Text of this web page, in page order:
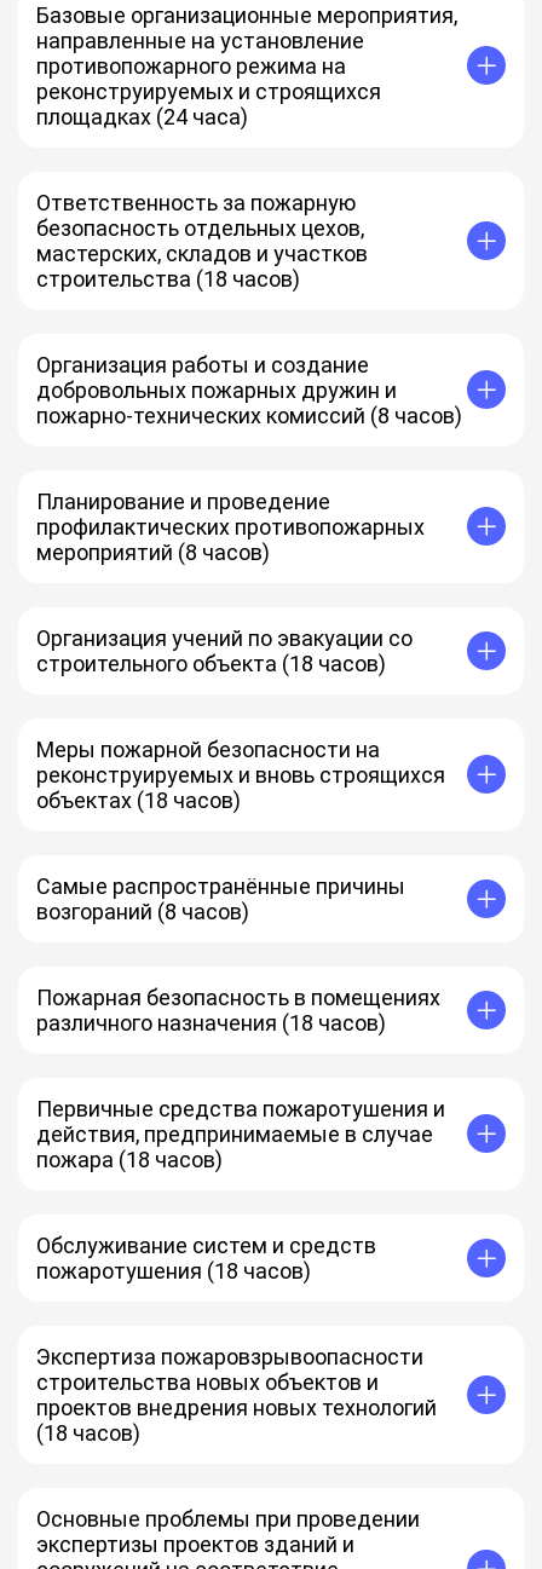
Базовые организационные мероприятия,
направленные на установление
противопожарного режима на
реконструируемых и строящихся
площадках (24 часа)
Ответственность за пожарную
безопасность отдельных цехов,
мастерских, складов и участков
строительства (18 часов)
Организация работы и создание
добровольных пожарных дружин и
пожарно-технических комиссий (8 часов)
Планирование и проведение
профилактических противопожарных
мероприятий (8 часов)
Организация учений по эвакуации со
строительного объекта (18 часов)
Меры пожарной безопасности на
реконструируемых и вновь строящихся
объектах (18 часов)
Самые распространённые причины
возгораний (8 часов)
Пожарная безопасность в помещениях
различного назначения (18 часов)
Первичные средства пожаротушения и
действия, предпринимаемые в случае
пожара (18 часов)
Обслуживание систем и средств
пожаротушения (18 часов)
Экспертиза пожаровзрывоопасности
строительства новых объектов и
проектов внедрения новых технологий
(18 часов)
Основные проблемы при проведении
экспертизы проектов зданий и